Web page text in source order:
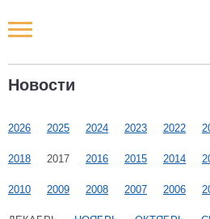
Новости
2026 2025 2024 2023 2022
2018 2017 2016 2015 2014
2010 2009 2008 2007 2006
Новости РФ
Наши мероприятия